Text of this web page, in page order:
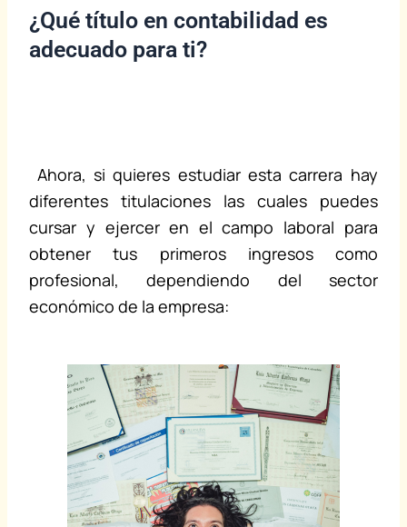
¿Qué título en contabilidad es
adecuado para ti?
Ahora, si quieres estudiar esta carrera hay
diferentes titulaciones las cuales puedes
cursar y ejercer en el campo laboral para
obtener tus primeros ingresos como
profesional, dependiendo del sector
económico de la empresa: